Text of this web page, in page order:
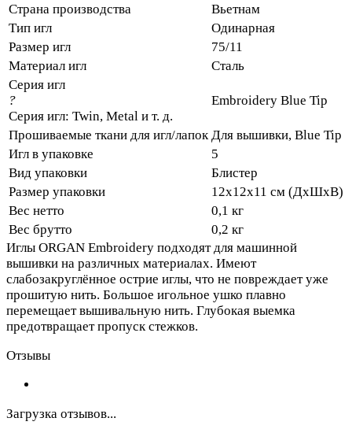
Страна производства
Вьетнам
Тип игл
Одинарная
Размер игл
75/11
Материал игл
Сталь
Серия игл
?
Серия игл: Twin, Metal и т. д.
Embroidery Blue Tip
Прошиваемые ткани для игл/лапок Для вышивки, Blue Tip
Игл в упаковке
5
Вид упаковки
Блистер
Размер упаковки
12х12х11 см (ДхШхВ)
Вес нетто
0,1 кг
Вес брутто
0,2 кг
Иглы ORGAN Embroidery подходят для машинной
вышивки на различных материалах. Имеют
слабозакруглённое острие иглы, что не повреждает уже
прошитую нить. Большое игольное ушко плавно
перемещает вышивальную нить. Глубокая выемка
предотвращает пропуск стежков.
Отзывы
Загрузка отзывов...